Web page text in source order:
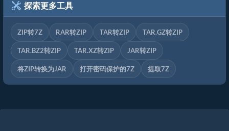
探索更多工具
ZIP转7Z RAR转ZIP TAR转ZIP TAR.GZ转ZIP
TAR.BZ2转ZIP TAR.XZ转ZIP JAR转ZIP
将ZIP转换为JAR 打开密码保护的7Z 提取7Z